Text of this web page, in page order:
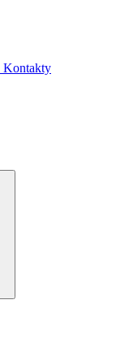
Kontakty